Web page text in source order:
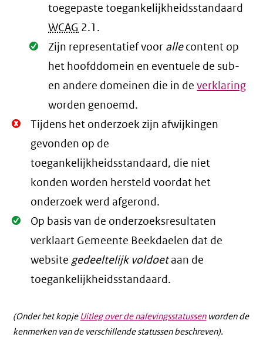
toegepaste toegankelijkheidsstandaard
WCAG 2.1 .
Oké.
Zijn representatief voor allecontent op
het hoofddomein en eventuele de sub-
en andere domeinen die in deverklaring
worden genoemd.
Niet
Oké.
Tijdens het onderzoek zijn afwijkingen
gevonden op de
toegankelijkheidsstandaard, die niet
konden worden hersteld voordat het
onderzoek werd afgerond.
Oké.
Op basis van de onderzoeksresultaten
verklaart Gemeente Beekdaelen dat de
websitegedeeltelijk voldoetaan de
toegankelijkheidsstandaard.
(Onder het kopje Uitleg over de nalevingsstatussenworden de
kenmerken van de verschillende statussen beschreven).